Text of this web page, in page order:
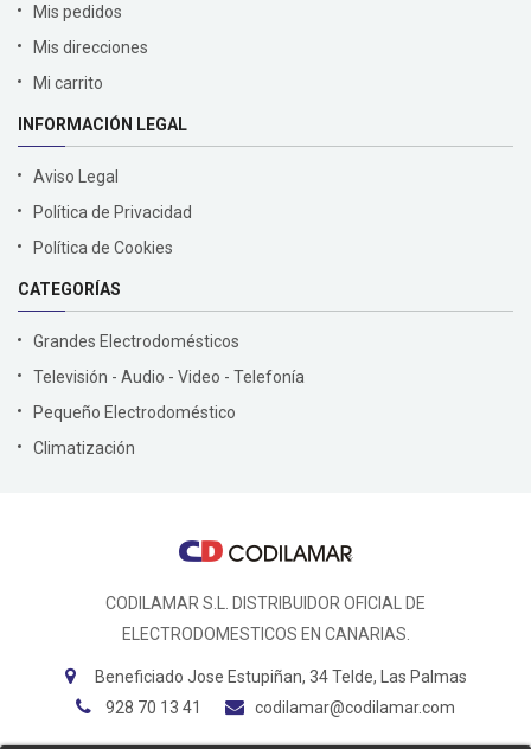
Mis pedidos
Mis direcciones
Mi carrito
INFORMACIÓN LEGAL
Aviso Legal
Política de Privacidad
Política de Cookies
CATEGORÍAS
Grandes Electrodomésticos
Televisión - Audio - Video - Telefonía
Pequeño Electrodoméstico
Climatización
CODILAMAR S.L. DISTRIBUIDOR OFICIAL DE
ELECTRODOMESTICOS EN CANARIAS.
Beneficiado Jose Estupiñan, 34 Telde, Las Palmas
928 70 13 41
codilamar@codilamar.com